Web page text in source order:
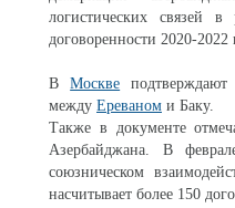
логистических связей
договоренности 2020-2022
ВМоскве подтверждают
между Ереваном и Баку.
Также в документе
Азербайджана. В
союзническом
насчитывает более 150